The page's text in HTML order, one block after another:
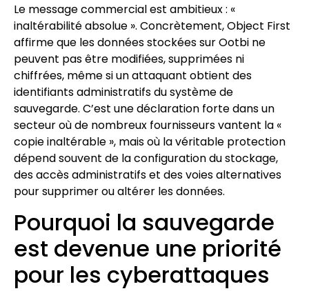
Le message commercial est ambitieux : «
inaltérabilité absolue ». Concrètement, Object First
affirme que les données stockées sur Ootbi ne
peuvent pas être modifiées, supprimées ni
chiffrées, même si un attaquant obtient des
identifiants administratifs du système de
sauvegarde. C’est une déclaration forte dans un
secteur où de nombreux fournisseurs vantent la «
copie inaltérable », mais où la véritable protection
dépend souvent de la configuration du stockage,
des accès administratifs et des voies alternatives
pour supprimer ou altérer les données.
Pourquoi la sauvegarde
est devenue une priorité
pour les cyberattaques